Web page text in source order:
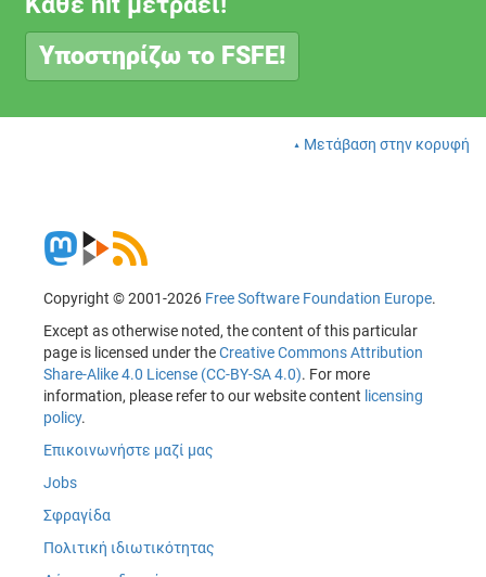
Υποστηρίζω το FSFE!
Μετάβαση στην κορυφή
Copyright © 2001-2026 Free Software Foundation Europe.
Except as otherwise noted, the content of this particular
page is licensed under theCreative Commons Attribution
Share-Alike 4.0 License (CC-BY-SA 4.0). For more
information, please refer to our website content licensing
policy.
Επικοινωνήστε μαζί μας
Jobs
Σφραγίδα
Πολιτική ιδιωτικότητας